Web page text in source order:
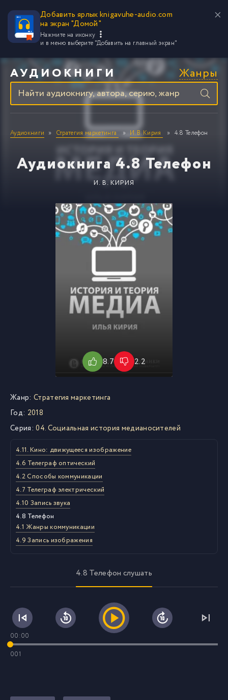
Добавить ярлык knigavuhe-audio.com
на экран "Домой"
Нажмите на иконку
и в меню выберите "Добавить на главный экран"
АУДИОКНИГИ Жанры
Аудиокниги Стратегия маркетинга И. В. Кирия 4.8 Телефон
Аудиокнига 4.8 Телефон
И. В. КИРИЯ
8.7 2.2
Жанр: Стратегия маркетинга
Год: 2018
Серия: 04. Социальная история медианосителей
4.11. Кино: движущееся изображение
4.6 Телеграф оптический
4.2 Способы коммуникации
4.7 Телеграф электрический
4.10 Запись звука
4.8 Телефон
4.1 Жанры коммуникации
4.9 Запись изображения
4.8 Телефон слушать
00:00
001